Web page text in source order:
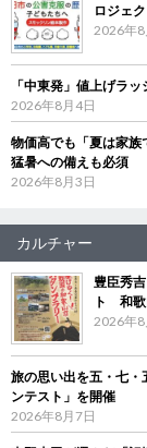
ロジェ
2026年8
「中東発」値上げラ
2026年8月4日
物価高でも「夏は家
猛暑への備えも必須
2026年8月3日
カルチャー
豊臣秀
ト 和歌
2026年8
旅の思い出を五・七
ンテスト」を開催
2026年8月7日